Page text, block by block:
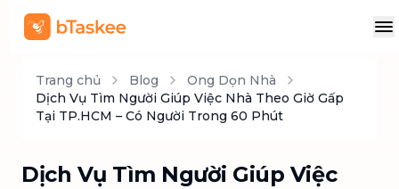
Trang chủ Blog
Ong Dọn Nhà
Dịch Vụ Tìm Người Giúp Việc Nhà Theo Giờ Gấp
Tại TP.HCM – Có Người Trong 60 Phút
Dịch Vụ Tìm Người Giúp Việc